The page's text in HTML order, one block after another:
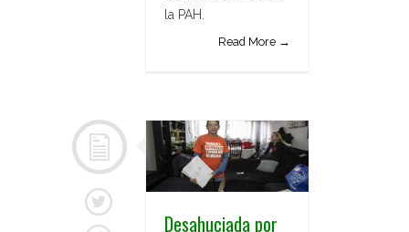
la PAH.
Read More →
Desahuciada por